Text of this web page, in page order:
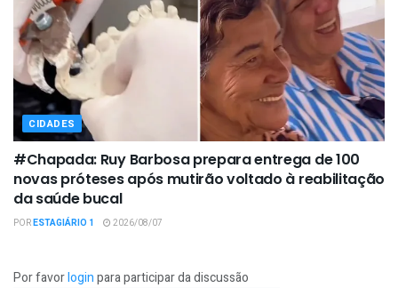
CIDADES
#Chapada: Ruy Barbosa prepara entrega de 100
novas próteses após mutirão voltado à reabilitação
da saúde bucal
PORESTAGIÁRIO 1 2026/08/07
Por favorloginpara participar da discussão